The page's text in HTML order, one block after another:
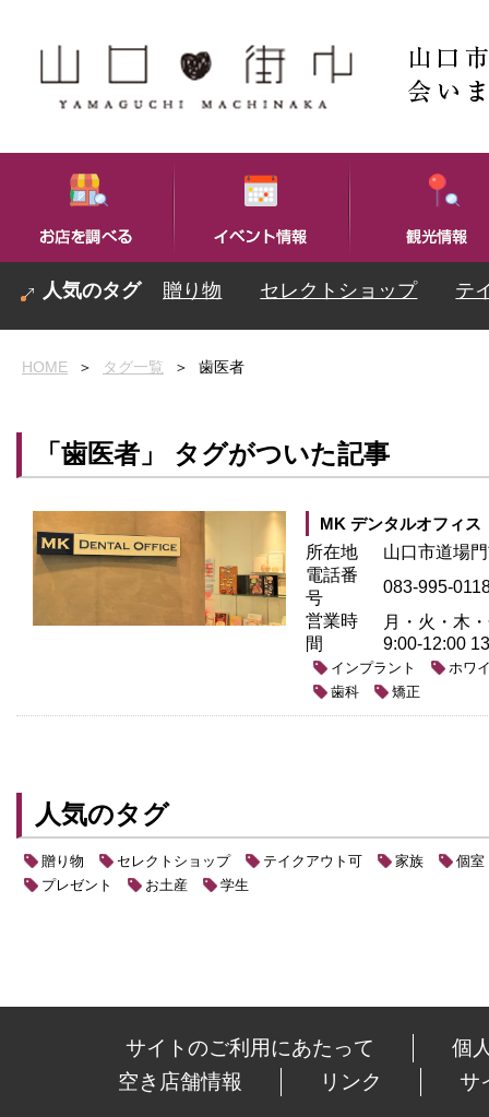
贈り物 セレクトショップ テ
HOME ＞ タグ一覧 ＞ 歯医者
「歯医者」 タグがついた記事
MK デンタルオフィス
所在地
山口市道場
電話番
号
083-995-
営業時
間
月・火・木
9:00-12:00
インプラント
ホワ
歯科
矯正
人気のタグ
贈り物 セレクトショップ テイクアウト可 家族
個室
プレゼント
お土産 学生
サイトのご利用にあたって
個
空き店舗情報
リンク サ